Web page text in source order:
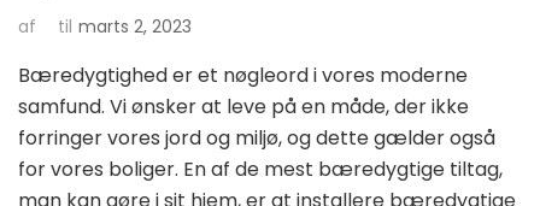
af til marts 2, 2023
Bæredygtighed er et nøgleord i vores moderne
samfund. Vi ønsker at leve på en måde, der ikke
forringer vores jord og miljø, og dette gælder også
for vores boliger. En af de mest bæredygtige tiltag,
man kan gøre i sit hjem, er at installere bæredygtige